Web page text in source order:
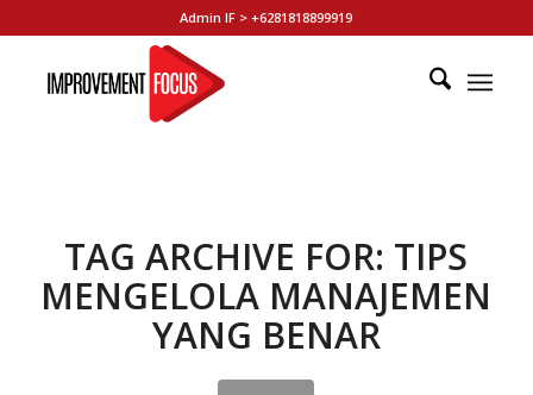
Admin IF > +6281818899919
TAG ARCHIVE FOR: TIPS
MENGELOLA MANAJEMEN
YANG BENAR